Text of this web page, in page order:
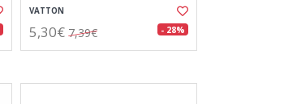
VATTON
5,30€ 7,39€ - 28%